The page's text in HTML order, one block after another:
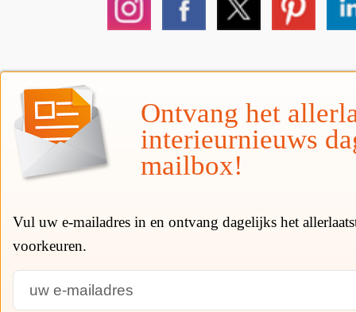
Ontvang het
interieurnieuws
mailbox!
Vul uw e-mailadres in en ontvang dagelijks het
voorkeuren.